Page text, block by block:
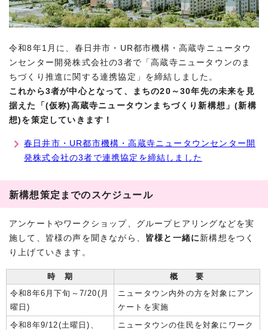
令和8年1月に、春日井市・UR都市機構・高蔵寺ニュータウ
ンセンター開発株式会社の3者で「高蔵寺ニュータウンのま
ちづくり推進に関する連携協定」を締結しました。
これから3者が中心となって、まちの20～30年先の未来を見
据えた「(仮称)高蔵寺ニュータウンまちづくり新構想」(新構
想)を策定していきます！
春日井市・UR都市機構・高蔵寺ニュータウンセンター開
発株式会社の3者で連携協定を締結しました
新構想策定までのスケジュール
アンケートやワークショップ、グループヒアリングなどを実
施して、皆様の声を聞きながら、 皆様と一緒に 新構想をつく
り上げていきます。
時 期
概 要
令和8年6月下旬～7/20(月
曜日)
ニュータウン内外の方を対象にアン
ケートを実施
令和8年9/12(土曜日)、
ニュータウンの住民を対象にワーク